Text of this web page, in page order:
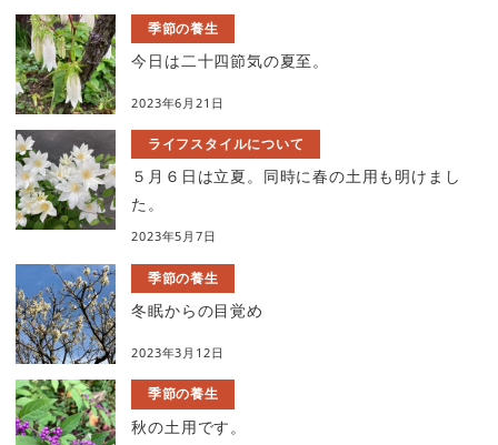
季節の養生
今日は二十四節気の夏至。
2023年6月21日
ライフスタイルについて
５月６日は立夏。同時に春の土用も明けまし
た。
2023年5月7日
季節の養生
冬眠からの目覚め
2023年3月12日
季節の養生
秋の土用です。